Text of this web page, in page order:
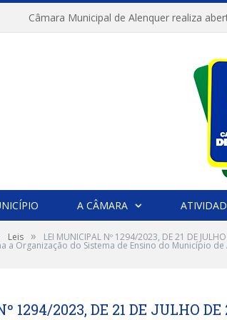
A CÂMARA
Leis » LEI MUNICIPAL Nº 1294/2023, DE 21 DE
a Organização do Sistema de Ensino do Município
1294/2023, DE 21 DE JULHO